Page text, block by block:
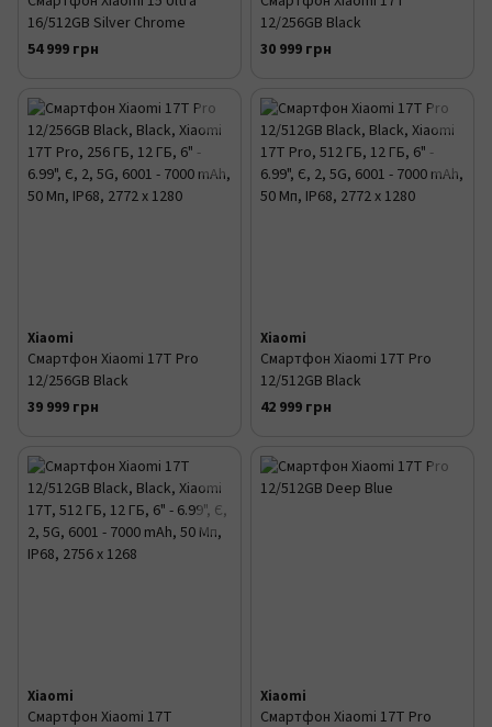
16/512GB Silver Chrome
54 999 грн
12/256GB Black
30 999 грн
Xiaomi
Смартфон Xiaomi 17T Pro
12/256GB Black
39 999 грн
Xiaomi
Смартфон Xiaomi 17T Pro
12/512GB Black
42 999 грн
Xiaomi
Смартфон Xiaomi 17T
Xiaomi
Смартфон Xiaomi 17T Pro